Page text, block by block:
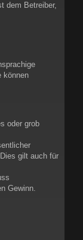
dem Betreiber,
können
oder grob
gilt auch für
Gewinn.